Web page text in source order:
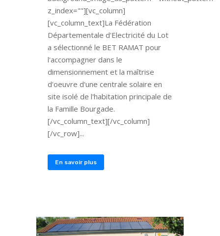
z_index=""][vc_column]
[vc_column_text]La Fédération
Départementale d'Electricité du Lot
a sélectionné le BET RAMAT pour
l'accompagner dans le
dimensionnement et la maîtrise
d'oeuvre d'une centrale solaire en
site isolé de l'habitation principale de
la Famille Bourgade.
[/vc_column_text][/vc_column]
[/vc_row]...
En savoir plus